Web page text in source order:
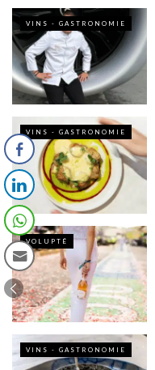
VINS - GASTRONOMIE
VINS - GASTRONOMIE
VOLUPTÉ
VINS - GASTRONOMIE